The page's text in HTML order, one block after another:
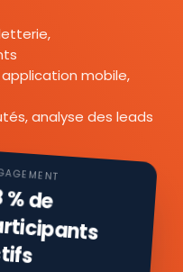
mobile,
analyse des leads
démo
% de